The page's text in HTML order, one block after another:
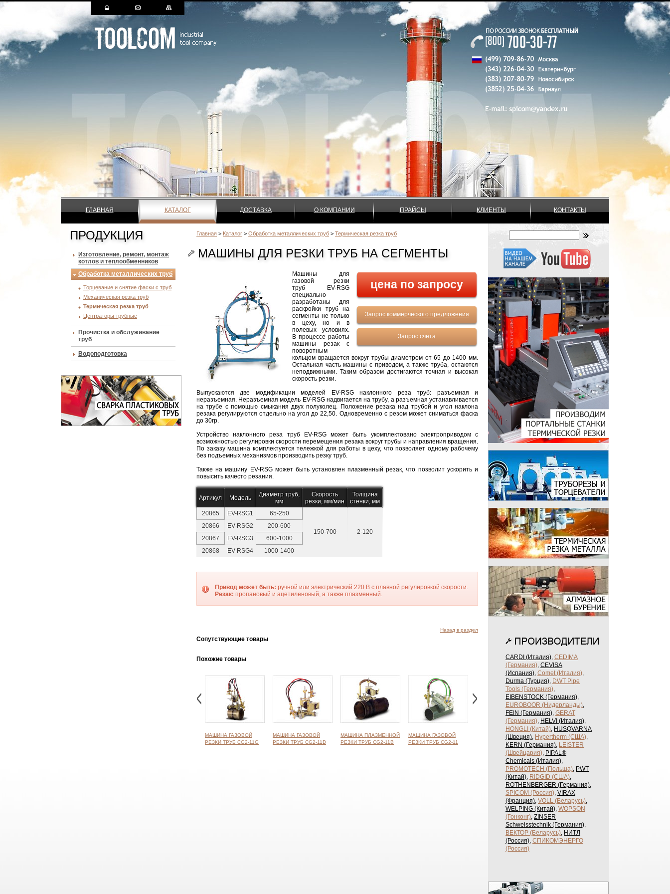
ГЛАВНАЯ КАТАЛОГ ДОСТАВКА О КОМПАНИИ ПРАЙСЫ КЛИЕНТЫ КОНТАКТЫ
ПРОДУКЦИЯ
Изготовление, ремонт, монтаж
котлов и теплообменников
Обработка металлических труб
Торцевание и снятие фаски с труб
Механическая резка труб
Термическая резка труб
Центраторы трубные
Прочистка и обслуживание
труб
Водоподготовка
Главная > Каталог > Обработка металлических труб > Термическая резка труб
МАШИНЫ ДЛЯ РЕЗКИ ТРУБ НА СЕГМЕНТЫ
цена по запросу
Запрос коммерческого предложения
Запрос счета
Машины для
газовой резки
труб EV-RSG
специально
разработаны для
раскройки труб на
сегменты не только
в цеху, но и в
полевых условиях.
В процессе работы
машины резак с
поворотным
кольцом вращается вокруг трубы диаметром от 65 до 1400 мм.
Остальная часть машины с приводом, а также труба, остаются
неподвижными. Таким образом достигаются точная и высокая
скорость резки.
Выпускаются две модификации моделей EV-RSG наклонного реза труб: разъемная и
неразъемная. Неразъемная модель EV-RSG надвигается на трубу, а разъемная устанавливается
на трубе с помощью смыкания двух полуколец. Положение резака над трубой и угол наклона
резака регулируются отдельно на угол до 22,50. Одновременно с резом может сниматься фаска
до 30гр.
Устройство наклонного реза труб EV-RSG может быть укомплектовано электроприводом с
возможностью регулировки скорости перемещения резака вокруг трубы и направления вращения.
По заказу машина комплектуется тележкой для работы в цеху, что позволяет одному рабочему
без подъемных механизмов производить резку труб.
Также на машину EV-RSG может быть установлен плазменный резак, что позволит ускорить и
повысить качесто резания.
Артикул Модель
Диаметр труб,
мм
Скорость
резки, мм/мин
Толщина
стенки, мм
20865
EV-RSG1 65-250
150-700 2-120
20866 EV-RSG2
200-600
20867
EV-RSG3
600-1000
20868
EV-RSG4 1000-1400
Привод может быть: ручной или электрический 220 В с плавной регулировкой скорости.
Резак: пропановый и ацетиленовый, а также плазменный.
Назад в раздел
Cопутствующие товары
Похожие товары
МАШИНА ГАЗОВОЙ
РЕЗКИ ТРУБ CG2-11G
МАШИНА ГАЗОВОЙ
РЕЗКИ ТРУБ CG2-11D
МАШИНА ПЛАЗМЕННОЙ
РЕЗКИ ТРУБ CG2-11B
МАШИНА ГАЗОВОЙ
РЕЗКИ ТРУБ CG2-11
ТЕРМИЧЕСКОЙ РЕЗКИ
ТРУБ CG2-11S
МАШИНА ДЛЯ ВЫРЕЗКИ
ОТВЕРСТИЙ В ТРУБАХ
HK-600D
CARDI (Италия), CEDIMA
(Германия), CEVISA
(Испания), Comet (Италия),
Durma (Турция), DWT Pipe
Tools (Германия),
EIBENSTOCK (Германия),
EUROBOOR (Нидерланды),
FEIN (Германия), GERAT
(Германия), HELVI (Италия),
HONGLI (Китай), HUSQVARNA
(Швеция), Hypertherm (США),
KERN (Германия), LEISTER
(Швейцария), PIPAL®
Chemicals (Италия),
PROMOTECH (Польша), PWT
(Китай), RIDGID (США),
ROTHENBERGER (Германия),
SPICOM (Россия), VIRAX
(Франция), VOLL (Беларусь),
WELPING (Китай), WOPSON
(Гонконг), ZINSER
Schweisstechnik (Германия),
ВЕКТОР (Беларусь), НИТЛ
(Россия), СПИКОМЭНЕРГО
(Россия)